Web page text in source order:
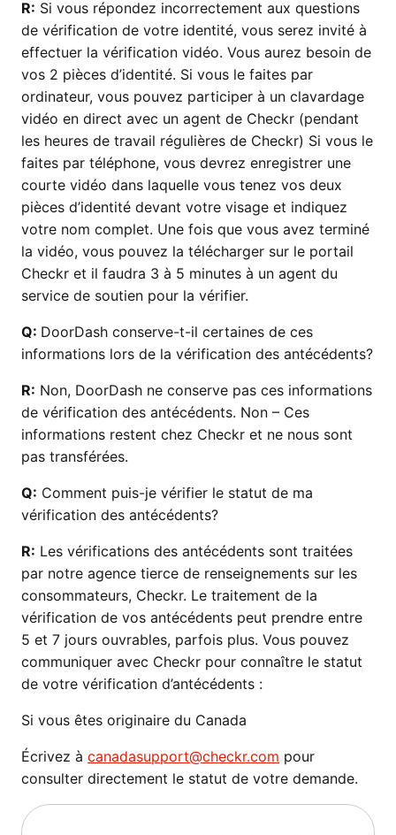
R: Si vous répondez incorrectement aux questions
de vérification de votre identité, vous serez invité à
effectuer la vérification vidéo. Vous aurez besoin de
vos 2 pièces d’identité. Si vous le faites par
ordinateur, vous pouvez participer à un clavardage
vidéo en direct avec un agent de Checkr (pendant
les heures de travail régulières de Checkr) Si vous le
faites par téléphone, vous devrez enregistrer une
courte vidéo dans laquelle vous tenez vos deux
pièces d’identité devant votre visage et indiquez
votre nom complet. Une fois que vous avez terminé
la vidéo, vous pouvez la télécharger sur le portail
Checkr et il faudra 3 à 5 minutes à un agent du
service de soutien pour la vérifier.
Q: DoorDash conserve-t-il certaines de ces
informations lors de la vérification des antécédents?
R: Non, DoorDash ne conserve pas ces informations
de vérification des antécédents. Non – Ces
informations restent chez Checkr et ne nous sont
pas transférées.
Q: Comment puis-je vérifier le statut de ma
vérification des antécédents?
R: Les vérifications des antécédents sont traitées
par notre agence tierce de renseignements sur les
consommateurs, Checkr. Le traitement de la
vérification de vos antécédents peut prendre entre
5 et 7 jours ouvrables, parfois plus. Vous pouvez
communiquer avec Checkr pour connaître le statut
de votre vérification d’antécédents :
Si vous êtes originaire du Canada
Écrivez à canadasupport@checkr.com pour
consulter directement le statut de votre demande.